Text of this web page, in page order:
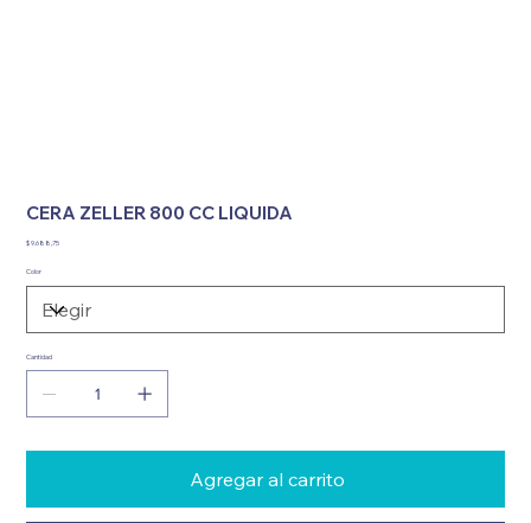
CERA ZELLER 800 CC LIQUIDA
Precio
$ 9.688,75
Color
Cantidad
Agregar al carrito